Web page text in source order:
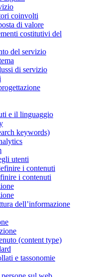
coinvolti
di valore
costitutivi del
del servizio
di servizio
e il linguaggio
keywords)
utenti
i contenuti
i contenuti
dell’informazione
(content type)
e tassonomie